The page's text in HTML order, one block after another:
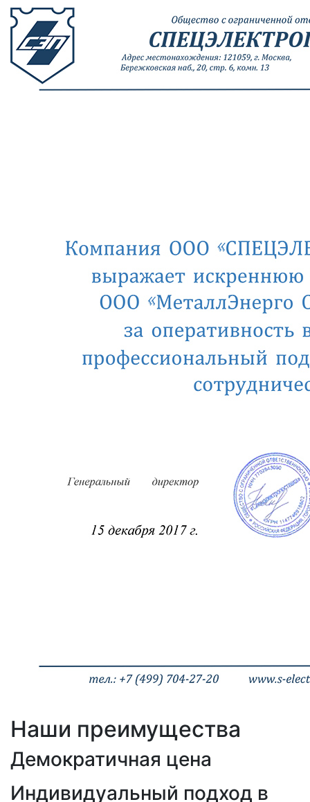
Наши преимущества
Демократичная цена
Индивидуальный подход в